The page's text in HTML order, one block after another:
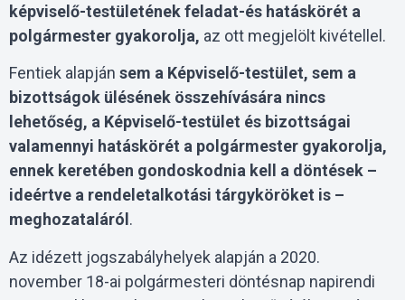
képviselő-testületének feladat-és hatáskörét a
polgármester gyakorolja, az ott megjelölt kivétellel.
Fentiek alapján sem a Képviselő-testület, sem a
bizottságok ülésének összehívására nincs
lehetőség, a Képviselő-testület és bizottságai
valamennyi hatáskörét a polgármester gyakorolja,
ennek keretében gondoskodnia kell a döntések –
ideértve a rendeletalkotási tárgyköröket is –
meghozataláról .
Az idézett jogszabályhelyek alapján a 2020.
november 18-ai polgármesteri döntésnap napirendi